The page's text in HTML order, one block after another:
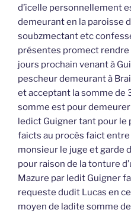
d’icelle personnellement
demeurant en la paroisse
soubzmectant etc
présentes promect rendre
jours prochain venant à
pescheur demeurant à
et acceptant la somme de
somme est pour
ledict Guigner tant pour le
faicts au procès faict
monsieur le juge et garde
pour raison de la tonture
Mazure par ledit Guigner
requeste dudit Lucas en
moyen de ladite somme